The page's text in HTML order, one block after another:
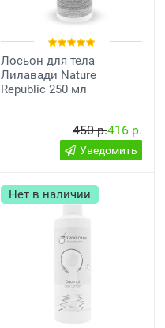
Лосьон для тела
Лилавади Nature
Republic 250 мл
450 р.416 р.
Уведомить
Нет в наличии